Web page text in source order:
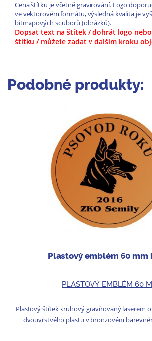
Cena štítku je včetně gravírování. Logo
ve vektorovém formátu, výsledná kvalita je
bitmapových souborů (obrázků).
Dopsat text na štítek / dohrát logo
štítku / můžete zadat v dalším kroku
Podobné produkty:
Plastový emblém 60 mm
PLASTOVÝ EMBLÉM 60
Plastový štítek kruhový gravírovaný laserem
dvouvrstvého plastu v bronzovém